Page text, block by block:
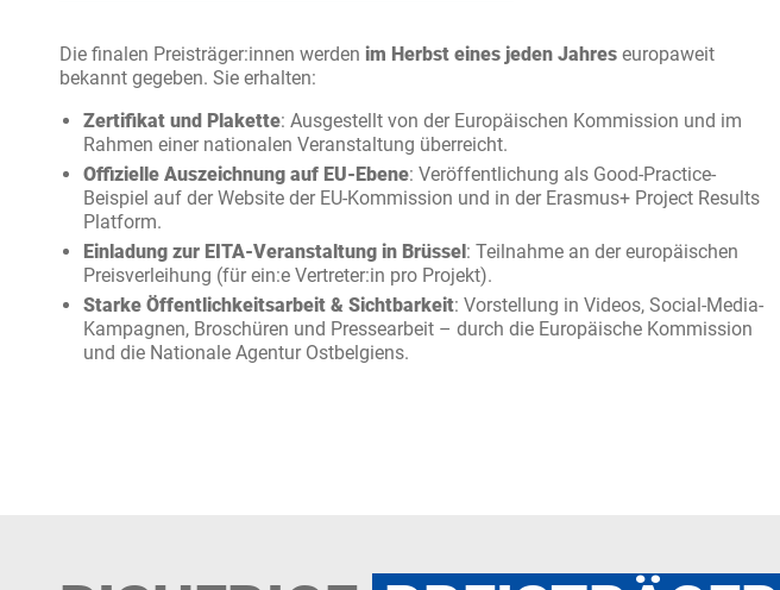
Die finalen Preisträger:innen werden im Herbst eines jeden Jahres europaweit
bekannt gegeben. Sie erhalten:
Zertifikat und Plakette: Ausgestellt von der Europäischen Kommission und im
Rahmen einer nationalen Veranstaltung überreicht.
Offizielle Auszeichnung auf EU-Ebene: Veröffentlichung als Good-Practice-
Beispiel auf der Website der EU-Kommission und in der Erasmus+ Project Results
Platform.
Einladung zur EITA-Veranstaltung in Brüssel : Teilnahme an der europäischen
Preisverleihung (für ein:e Vertreter:in pro Projekt).
Starke Öffentlichkeitsarbeit & Sichtbarkeit: Vorstellung in Videos, Social-Media-
Kampagnen, Broschüren und Pressearbeit – durch die Europäische Kommission
und die Nationale Agentur Ostbelgiens.